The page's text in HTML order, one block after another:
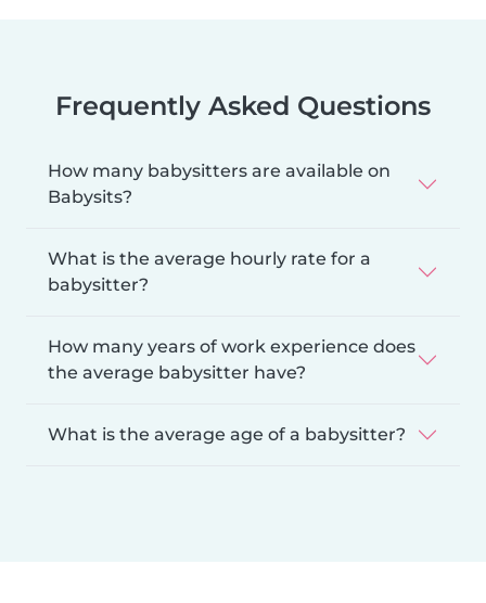
Frequently Asked Questions
How many babysitters are available on
Babysits?
What is the average hourly rate for a
babysitter?
How many years of work experience does
the average babysitter have?
What is the average age of a babysitter?